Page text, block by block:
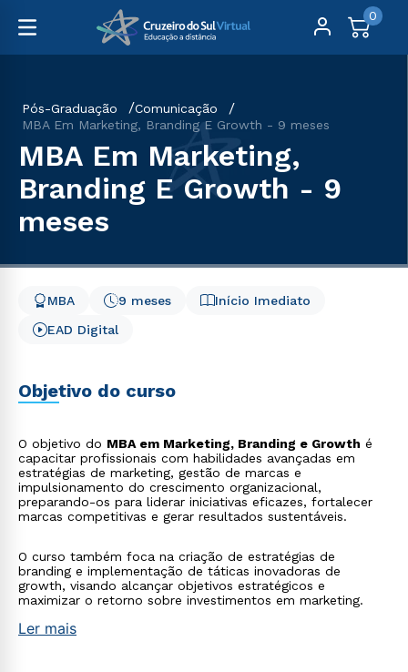
0
Pós-Graduação
Comunicação
MBA Em Marketing, Branding E Growth - 9 meses
MBA Em Marketing,
Branding E Growth - 9
meses
Início Imediato
9 meses
MBA
EAD Digital
Objetivo do curso
O objetivo do MBA em Marketing, Branding e Growth é
capacitar profissionais com habilidades avançadas em
estratégias de marketing, gestão de marcas e
impulsionamento do crescimento organizacional,
preparando-os para liderar iniciativas eficazes, fortalecer
marcas competitivas e gerar resultados sustentáveis.
O curso também foca na criação de estratégias de
branding e implementação de táticas inovadoras de
growth, visando alcançar objetivos estratégicos e
maximizar o retorno sobre investimentos em marketing.
Ler mais